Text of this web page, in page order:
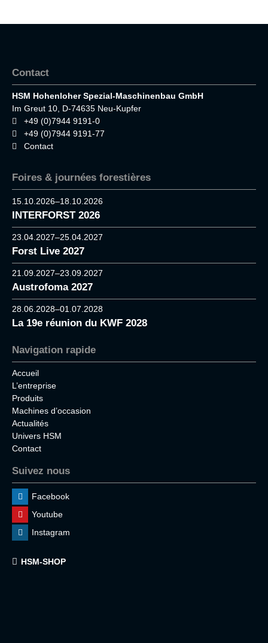
Contact
HSM Hohenloher Spezial-Maschinenbau GmbH
Im Greut 10, D-74635 Neu-Kupfer
+49 (0)7944 9191-0
+49 (0)7944 9191-77
Contact
Foires & journées forestières
15.10.2026–18.10.2026
INTERFORST 2026
23.04.2027–25.04.2027
Forst Live 2027
21.09.2027–23.09.2027
Austrofoma 2027
28.06.2028–01.07.2028
La 19e réunion du KWF 2028
Navigation rapide
Accueil
L’entreprise
Produits
Machines d’occasion
Actualités
Univers HSM
Contact
Suivez nous
Facebook
Youtube
Instagram
HSM-SHOP